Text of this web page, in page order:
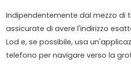
Indipendentemente dal mezzo di
assicurate di avere l'indirizzo
Lod e, se possibile, usa
telefono per navigare verso la